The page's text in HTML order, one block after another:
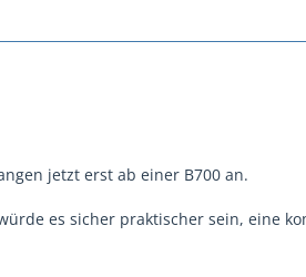
jetzt erst ab einer B700 an.
es sicher praktischer sein, eine